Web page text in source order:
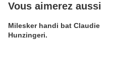
Vous aimerez aussi
Milesker handi bat Claudie
Hunzingeri.